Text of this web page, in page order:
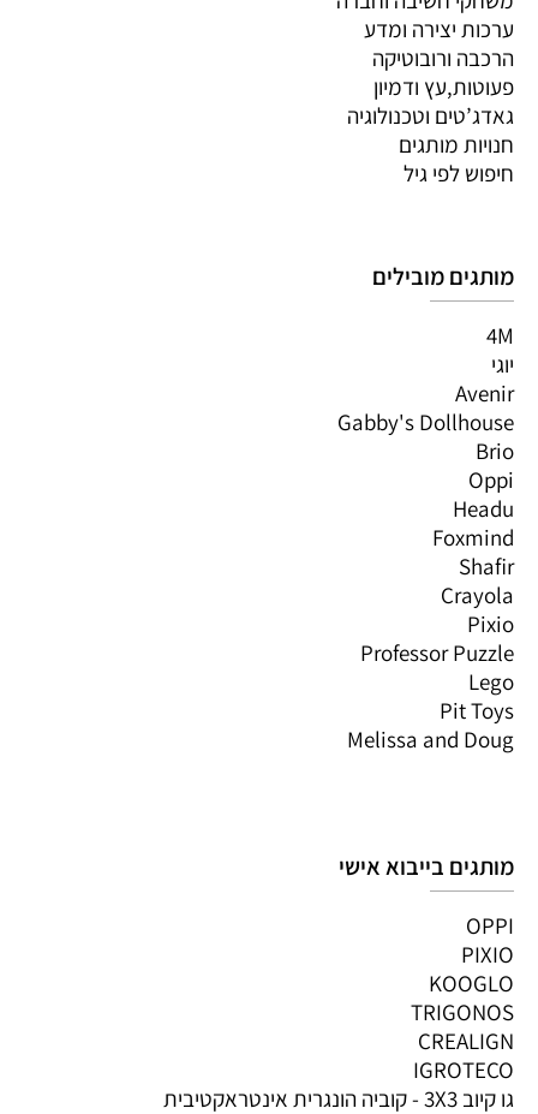
ערכות יצירה ומדע
הרכבה ורובוטיקה
פעוטות,עץ ודמיון
גאדג’טים וטכנולוגיה
חנויות מותגים
חיפוש לפי גיל
מותגים מובילים
4M
יוגי
Avenir
Gabby's Dollhouse
Brio
Oppi
Headu
Foxmind
Shafir
Crayola
Pixio
Professor Puzzle
Lego
Pit Toys
Melissa and Doug
מותגים בייבוא אישי
OPPI
PIXIO
KOOGLO
TRIGONOS
CREALIGN
IGROTECO
גו קיוב 3X3 - קוביה הונגרית אינטראקטיבית